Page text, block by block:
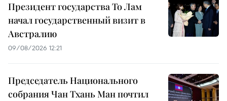
Президент государства То Лам
начал государственный визит в
Австралию
09/08/2026 12:21
Председатель Национального
собрания Чан Тхань Ман почтил